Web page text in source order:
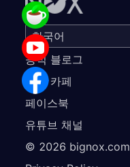
공식 블로그
공식 카페
페이스북
유튜브 채널
© 2026 bignox.com